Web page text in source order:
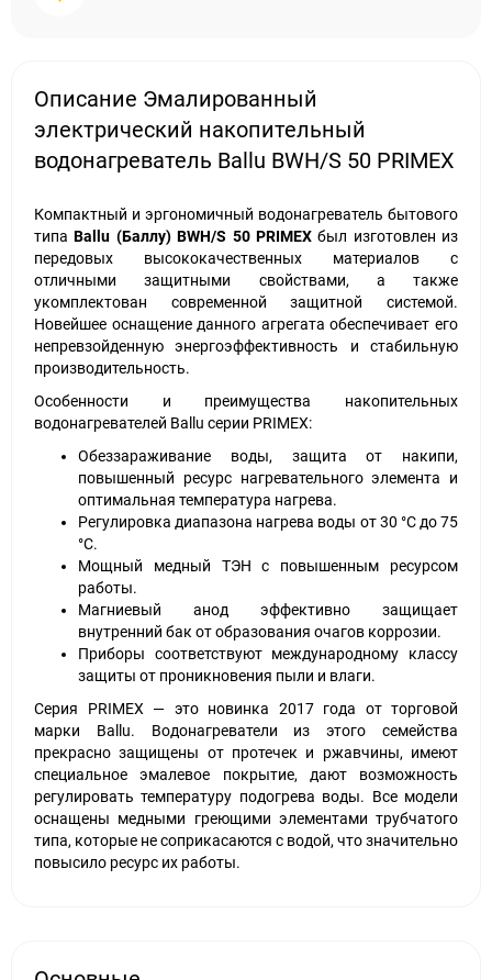
Описание Эмалированный
электрический накопительный
водонагреватель Ballu BWH/S 50 PRIMEX
Компактный и эргономичный водонагреватель бытового
типаBallu (Баллу)BWH/S 50 PRIMEXбыл изготовлен из
передовых высококачественных материалов с
отличными защитными свойствами, а также
укомплектован современной защитной системой.
Новейшее оснащение данного агрегата обеспечивает его
непревзойденную энергоэффективность и стабильную
производительность.
Особенности и преимущества накопительных
водонагревателей Ballu серии PRIMEX:
Обеззараживание воды, защита от накипи,
повышенный ресурс нагревательного элемента и
оптимальная температура нагрева.
Регулировка диапазона нагрева воды от 30 °С до 75
°С.
Мощный медный ТЭН с повышенным ресурсом
работы.
Магниевый анод эффективно защищает
внутренний бак от образования очагов коррозии.
Приборы соответствуют международному классу
защиты от проникновения пыли и влаги.
Серия PRIMEX — это новинка 2017 года от торговой
марки Ballu. Водонагреватели из этого семейства
прекрасно защищены от протечек и ржавчины, имеют
специальное эмалевое покрытие, дают возможность
регулировать температуру подогрева воды. Все модели
оснащены медными греющими элементами трубчатого
типа, которые не соприкасаются с водой, что значительно
повысило ресурс их работы.